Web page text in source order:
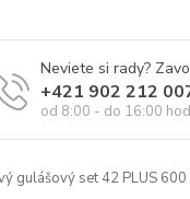
Neviete si rady?
+421 902 212
od 8:00 - do 16:00 hod
gulášový set 42 PLUS